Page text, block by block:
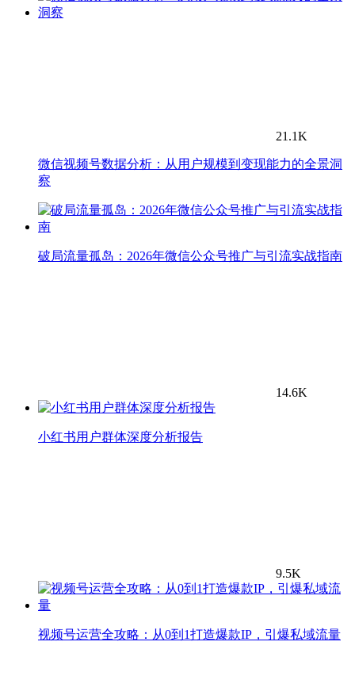
21.1K
微信视频号数据分析：从用户规模到变现能力的全景洞
察
破局流量孤岛：2026年微信公众号推广与引流实战指南
14.6K
小红书用户群体深度分析报告
9.5K
视频号运营全攻略：从0到1打造爆款IP，引爆私域流量